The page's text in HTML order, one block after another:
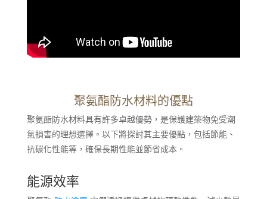
聚氨酯防水材料的優點
聚氨酯防水材料具有許多卓越優勢，是保護建築物免受潮
氣損害的理想選擇。以下將探討其主要優點，包括節能、
抗碳化性能等，確保長期性能並節省成本。
能源效率